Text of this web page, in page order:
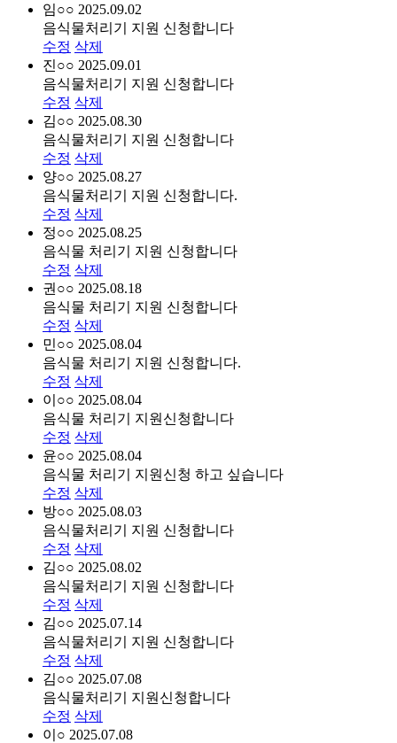
임○○ 2025.09.02
음식물처리기 지원 신청합니다
수정 삭제
진○○ 2025.09.01
음식물처리기 지원 신청합니다
수정 삭제
김○○ 2025.08.30
음식물처리기 지원 신청합니다
수정 삭제
양○○ 2025.08.27
음식물처리기 지원 신청합니다.
수정 삭제
정○○ 2025.08.25
음식물 처리기 지원 신청합니다
수정 삭제
권○○ 2025.08.18
음식물 처리기 지원 신청합니다
수정 삭제
민○○ 2025.08.04
음식물 처리기 지원 신청합니다.
수정 삭제
이○○ 2025.08.04
음식물 처리기 지원신청합니다
수정 삭제
윤○○ 2025.08.04
음식물 처리기 지원신청 하고 싶습니다
수정 삭제
방○○ 2025.08.03
음식물처리기 지원 신청합니다
수정 삭제
김○○ 2025.08.02
음식물처리기 지원 신청합니다
수정 삭제
김○○ 2025.07.14
음식물처리기 지원 신청합니다
수정 삭제
김○○ 2025.07.08
음식물처리기 지원신청합니다
수정 삭제
이○ 2025.07.08